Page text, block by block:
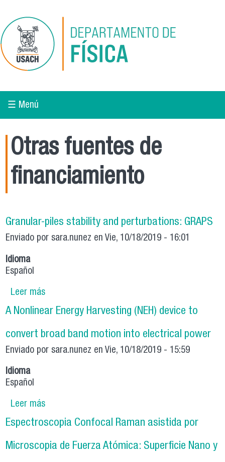
☰ Menú
Otras fuentes de
financiamiento
Granular-piles stability and perturbations: GRAPS
Enviado porsara.nunez en Vie, 10/18/2019 - 16:01
Idioma
Español
Leer mássobre Granular-piles stability and perturbations:
GRAPS
A Nonlinear Energy Harvesting (NEH) device to
convert broad band motion into electrical power
Enviado porsara.nunez en Vie, 10/18/2019 - 15:59
Idioma
Español
Leer mássobre A Nonlinear Energy Harvesting (NEH)
device to convert broad band motion into
electrical power
Espectroscopia Confocal Raman asistida por
Microscopia de Fuerza Atómica: Superficie Nano y